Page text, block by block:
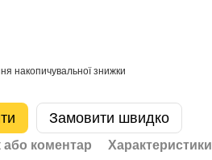
накопичувальної знижки
Замовити швидко
або коментар Характеристики